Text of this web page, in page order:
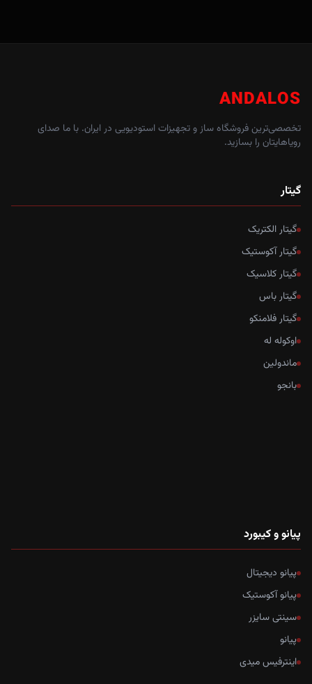
ANDALOS
تخصصی‌ترین فروشگاه ساز و تجهیزات استودیویی در ایران. با ما صدای
رویاهایتان را بسازید.
گیتار
گیتار الکتریک
گیتار آکوستیک
گیتار کلاسیک
گیتار باس
گیتار فلامنکو
اوکوله له
ماندولین
بانجو
پیانو و کیبورد
پیانو دیجیتال
پیانو آکوستیک
سینتی سایزر
پیانو
اینترفیس میدی